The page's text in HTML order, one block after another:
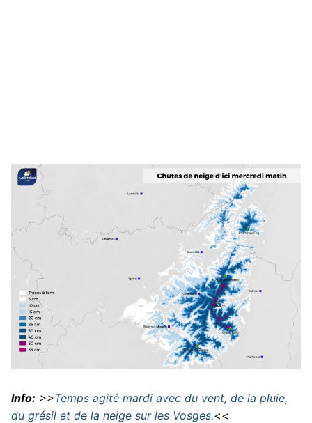
Info: >>Temps agité mardi avec du vent, de la pluie,
du grésil et de la neige sur les Vosges.<<